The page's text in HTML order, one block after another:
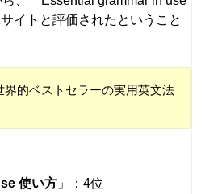
イトと評価されたということ
的ベストセラーの実用英文法
使い方 」：4位